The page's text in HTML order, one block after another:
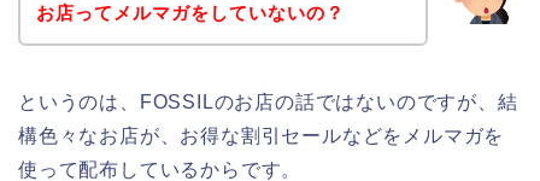
お店ってメルマガをしていないの？
というのは、FOSSILのお店の話ではないのですが、結
構色々なお店が、お得な割引セールなどをメルマガを
使って配布しているからです。